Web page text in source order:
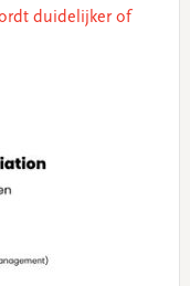
duidelijker of